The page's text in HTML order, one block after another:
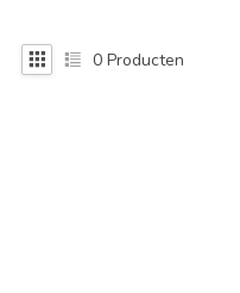
0 Producten